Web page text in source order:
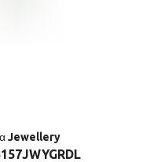
Jewellery